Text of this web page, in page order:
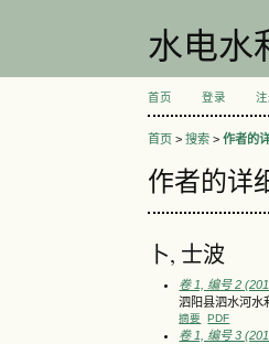
水电水
首页 登录
首页 >搜索 >作者的
作者的详
卜, 士波
卷 1, 编号 2
泗阳县泗水河水
摘要 PDF
卷 1, 编号 3